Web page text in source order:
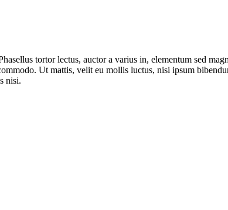
tortor lectus, auctor a varius in, elementum sed
Ut mattis, velit eu mollis luctus, nisi ipsum
nisi.